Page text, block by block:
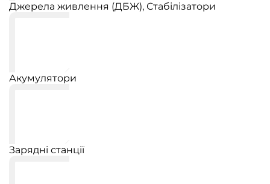
Джерела живлення (ДБЖ), Стабілізатори
Акумулятори
Зарядні станції